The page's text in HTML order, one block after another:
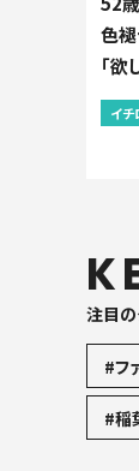
色
「欲
イチ
注目
#フ
#稲